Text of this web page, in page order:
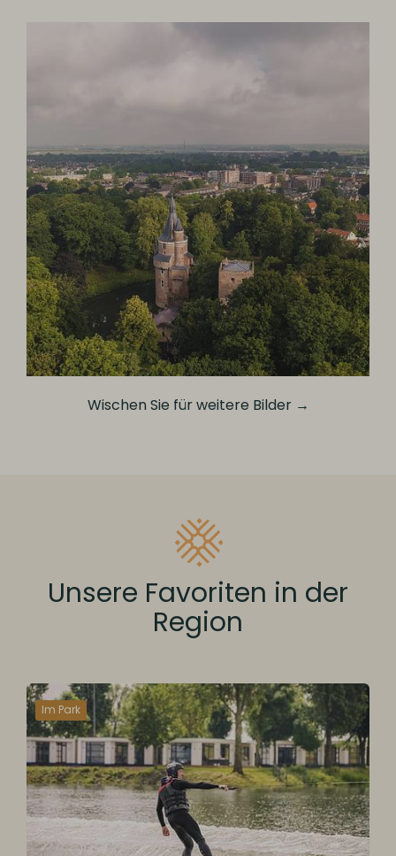
Wischen Sie für weitere Bilder →
Unsere Favoriten in der
Region
Im Park